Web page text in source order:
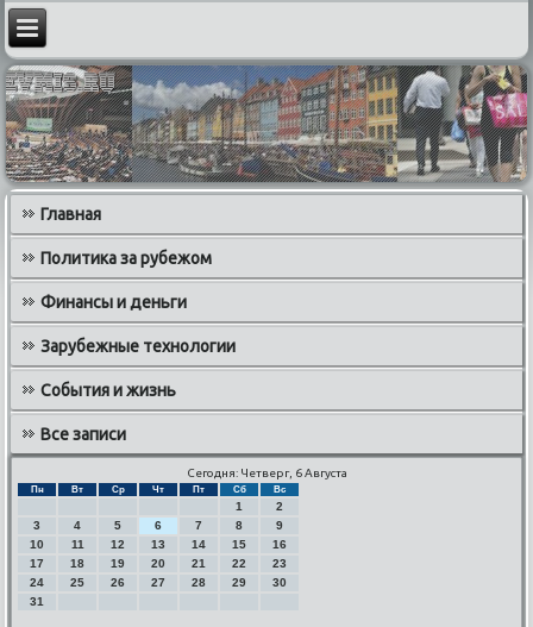
Главная
Политика за рубежом
Финансы и деньги
Зарубежные технологии
События и жизнь
Все записи
Сегодня: Четверг, 6 Августа
Пн Вт Ср Чт Пт Сб Вс
1
2
3
4 5 6 7 8
9
10
11 12 13 14 15
16
17
18 19 20 21 22
23
24
25 26 27 28 29
30
31